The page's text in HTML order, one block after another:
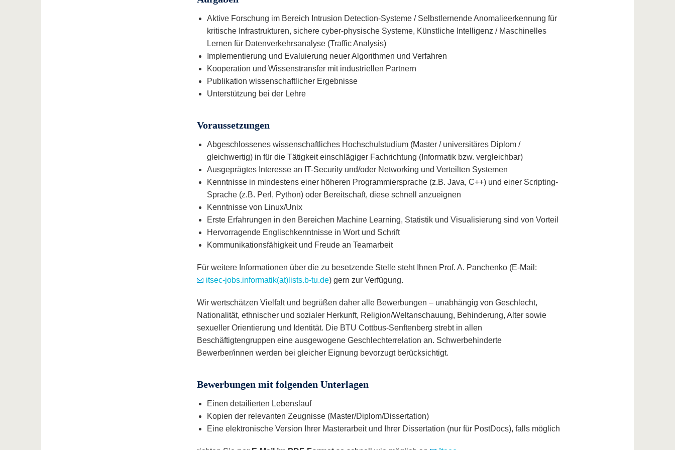
Aktive Forschung im Bereich Intrusion Detection-Systeme / Selbstlernende Anomalieerkennung für
kritische Infrastrukturen, sichere cyber-physische Systeme, Künstliche Intelligenz / Maschinelles
Lernen für Datenverkehrsanalyse (Traffic Analysis)
Implementierung und Evaluierung neuer Algorithmen und Verfahren
Kooperation und Wissenstransfer mit industriellen Partnern
Publikation wissenschaftlicher Ergebnisse
Unterstützung bei der Lehre
Voraussetzungen
Abgeschlossenes wissenschaftliches Hochschulstudium (Master / universitäres Diplom /
gleichwertig) in für die Tätigkeit einschlägiger Fachrichtung (Informatik bzw. vergleichbar)
Ausgeprägtes Interesse an IT-Security und/oder Networking und Verteilten Systemen
Kenntnisse in mindestens einer höheren Programmiersprache (z.B. Java, C++) und einer Scripting-
Sprache (z.B. Perl, Python) oder Bereitschaft, diese schnell anzueignen
Kenntnisse von Linux/Unix
Erste Erfahrungen in den Bereichen Machine Learning, Statistik und Visualisierung sind von Vorteil
Hervorragende Englischkenntnisse in Wort und Schrift
Kommunikationsfähigkeit und Freude an Teamarbeit
Für weitere Informationen über die zu besetzende Stelle steht Ihnen Prof. A. Panchenko (E-Mail:
itsec-jobs.informatik(at)lists.b-tu.de) gern zur Verfügung.
Wir wertschätzen Vielfalt und begrüßen daher alle Bewerbungen – unabhängig von Geschlecht,
Nationalität, ethnischer und sozialer Herkunft, Religion/Weltanschauung, Behinderung, Alter sowie
sexueller Orientierung und Identität. Die BTU Cottbus-Senftenberg strebt in allen
Beschäftigtengruppen eine ausgewogene Geschlechterrelation an. Schwerbehinderte
Bewerber/innen werden bei gleicher Eignung bevorzugt berücksichtigt.
Bewerbungen mit folgenden Unterlagen
Einen detailierten Lebenslauf
Kopien der relevanten Zeugnisse (Master/Diplom/Dissertation)
Eine elektronische Version Ihrer Masterarbeit und Ihrer Dissertation (nur für PostDocs), falls möglich